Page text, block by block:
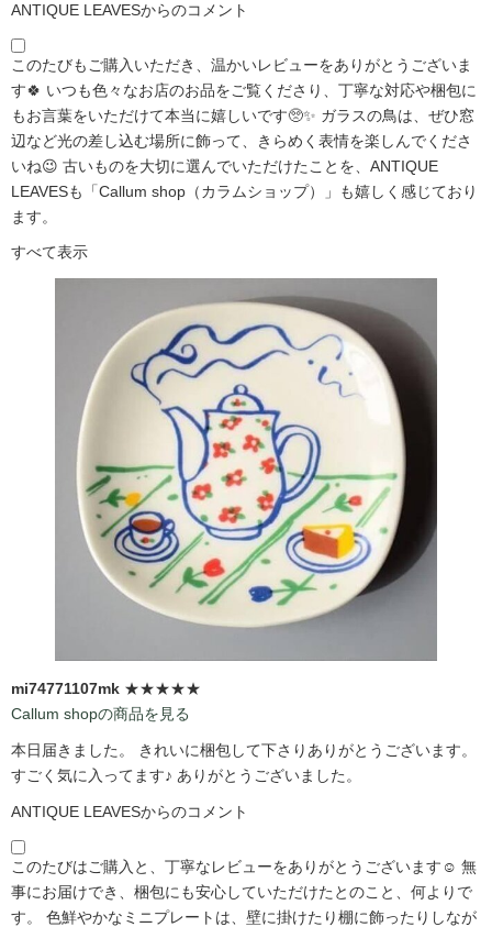
ANTIQUE LEAVESからのコメント
このたびもご購入いただき、温かいレビューをありがとうございま
す🍀 いつも色々なお店のお品をご覧くださり、丁寧な対応や梱包に
もお言葉をいただけて本当に嬉しいです🥺✨ ガラスの鳥は、ぜひ窓
辺など光の差し込む場所に飾って、きらめく表情を楽しんでくださ
いね😉 古いものを大切に選んでいただけたことを、ANTIQUE
LEAVESも「Callum shop（カラムショップ）」も嬉しく感じており
ます。
すべて表示
mi74771107mk ★★★★★
Callum shopの商品を見る
本日届きました。 きれいに梱包して下さりありがとうございます。
すごく気に入ってます♪ ありがとうございました。
ANTIQUE LEAVESからのコメント
このたびはご購入と、丁寧なレビューをありがとうございます☺️ 無
事にお届けでき、梱包にも安心していただけたとのこと、何よりで
す。 色鮮やかなミニプレートは、壁に掛けたり棚に飾ったりしなが